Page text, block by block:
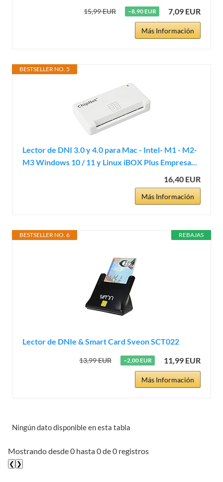
15,99 EUR −8,90 EUR 7,09 EUR
Más Información
BESTSELLER NO. 5
Lector de DNI 3.0 y 4.0 para Mac - Intel- M1 - M2-
M3 Windows 10 / 11 y Linux iBOX Plus Empresa...
16,40 EUR
Más Información
REBAJAS
BESTSELLER NO. 6
Lector de DNIe & Smart Card Sveon SCT022
13,99 EUR −2,00 EUR 11,99 EUR
Más Información
Ningún dato disponible en esta tabla
Mostrando desde 0 hasta 0 de 0 registros
❮ ❯